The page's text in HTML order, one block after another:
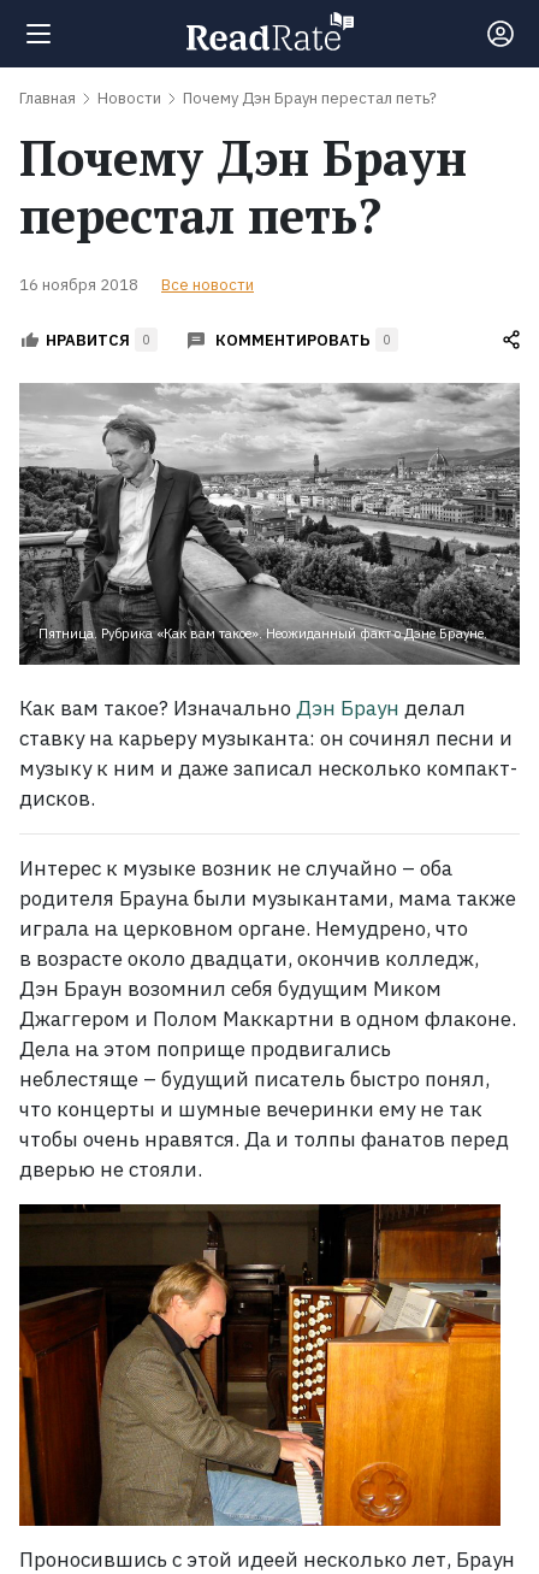
Поиск
Рейтинги
Книги
Экранизации
Коллекции
Главная Новости Почему Дэн Браун перестал петь?
Почему Дэн Браун
перестал петь?
16 ноября 2018 Все новости
НРАВИТСЯ 0 КОММЕНТИРОВАТЬ 0
Пятница. Рубрика «Как вам такое». Неожиданный факт о Дэне Брауне.
Как вам такое? ИзначальноДэн Браун делал
ставку на карьеру музыканта: он сочинял песни и
музыку к ним и даже записал несколько компакт-
дисков.
Интерес к музыке возник не случайно – оба
родителя Брауна были музыкантами, мама также
играла на церковном органе. Немудрено, что
в возрасте около двадцати, окончив колледж,
Дэн Браун возомнил себя будущим Миком
Джаггером и Полом Маккартни в одном флаконе.
Дела на этом поприще продвигались
неблестяще – будущий писатель быстро понял,
что концерты и шумные вечеринки ему не так
чтобы очень нравятся. Да и толпы фанатов перед
дверью не стояли.
Проносившись с этой идеей несколько лет, Браун